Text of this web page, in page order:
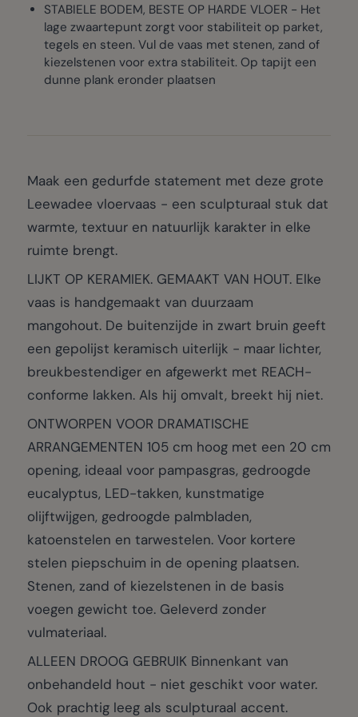
STABIELE BODEM, BESTE OP HARDE VLOER - Het
lage zwaartepunt zorgt voor stabiliteit op parket,
tegels en steen. Vul de vaas met stenen, zand of
kiezelstenen voor extra stabiliteit. Op tapijt een
dunne plank eronder plaatsen
Maak een gedurfde statement met deze grote
Leewadee vloervaas - een sculpturaal stuk dat
warmte, textuur en natuurlijk karakter in elke
ruimte brengt.
LIJKT OP KERAMIEK. GEMAAKT VAN HOUT. Elke
vaas is handgemaakt van duurzaam
mangohout. De buitenzijde in zwart bruin geeft
een gepolijst keramisch uiterlijk - maar lichter,
breukbestendiger en afgewerkt met REACH-
conforme lakken. Als hij omvalt, breekt hij niet.
ONTWORPEN VOOR DRAMATISCHE
ARRANGEMENTEN 105 cm hoog met een 20 cm
opening, ideaal voor pampasgras, gedroogde
eucalyptus, LED-takken, kunstmatige
olijftwijgen, gedroogde palmbladen,
katoenstelen en tarwestelen. Voor kortere
stelen piepschuim in de opening plaatsen.
Stenen, zand of kiezelstenen in de basis
voegen gewicht toe. Geleverd zonder
vulmateriaal.
ALLEEN DROOG GEBRUIK Binnenkant van
onbehandeld hout - niet geschikt voor water.
Ook prachtig leeg als sculpturaal accent.